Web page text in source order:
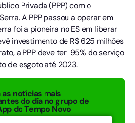
Privada (PPP) com o
A PPP passou a operar em
foi a pioneira no ES em liberar
investimento de R$ 625 milhões
a PPP deve ter 95% do serviço
de esgoto até 2023.
as notícias mais
do dia no grupo de
do Tempo Novo